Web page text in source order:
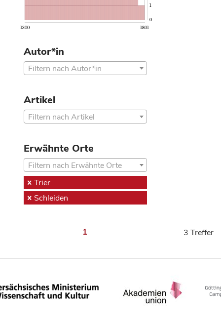
1300 1801
0
1
Autor*in
Filtern nach Autor*in
Artikel
Filtern nach Artikel
Erwähnte Orte
Filtern nach Erwähnte Orte
Trier
Schleiden
1 3 Treffer